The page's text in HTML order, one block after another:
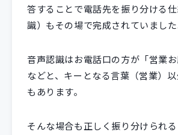
答することで電話先を振り分ける
識）もその場で完成されていました
音声認識はお電話口の方が「営業お
などと、キーとなる言葉（営業）
もあります。
そんな場合も正しく振り分けられ